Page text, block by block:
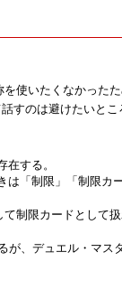
使いたくなかった
すのは避けたいとこ
在する。
「制限」「制限カ
制限カードとして
が、デュエル・マス